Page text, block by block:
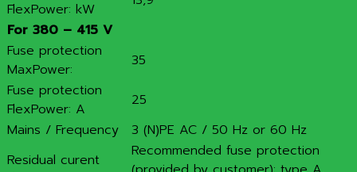
FlexPower: kW
For 380 – 415 V
Fuse protection
MaxPower:
35
Fuse protection
FlexPower: A
25
Mains / Frequency
3 (N)PE AC / 50 Hz or 60 Hz
Residual curent
Recommended fuse protection